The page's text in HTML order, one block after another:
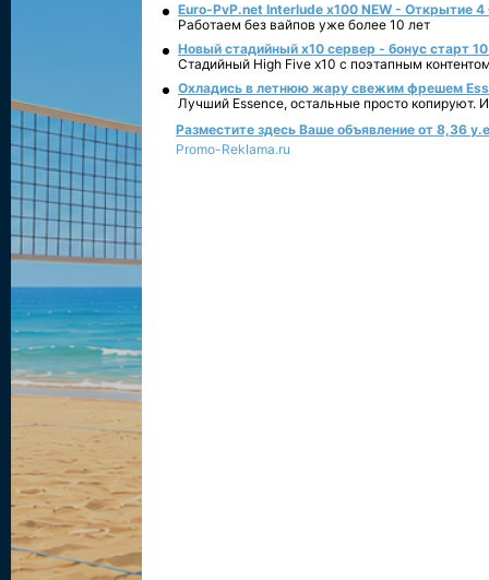
Euro-PvP.net Interlude х100 NEW - Открытие 4
Работаем без вайпов уже более 10 лет
Новый стадийный х10 сервер - бонус старт
Стадийный High Five x10 с поэтапным
Охладись в летнюю жару свежим фрешем
Лучший Essence, остальные просто копируют.
Разместите здесь Ваше объявление от 8,36
Promo-Reklama.ru